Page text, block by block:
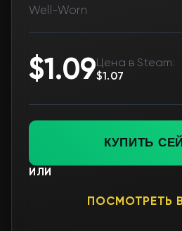
Well-Worn
$1.09Цена в Steam:
$1.07
КУПИТЬ
ИЛИ
ПОСМОТРЕТЬ В